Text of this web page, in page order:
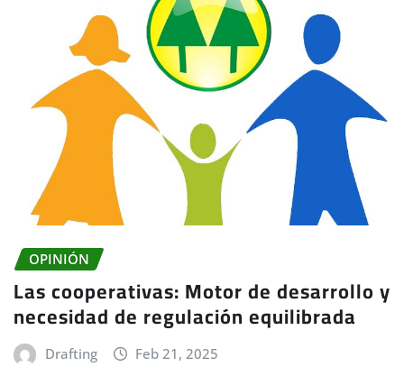
OPINIÓN
Las cooperativas: Motor de desarrollo y
necesidad de regulación equilibrada
Drafting Feb 21, 2025